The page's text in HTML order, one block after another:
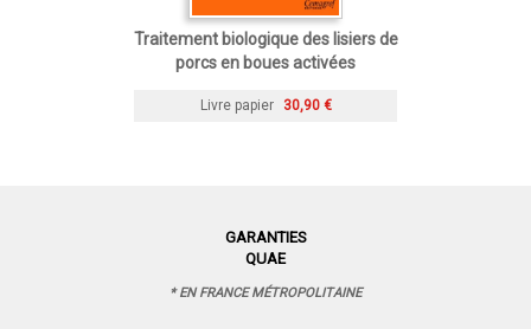
Traitement biologique des lisiers de
porcs en boues activées
Livre papier 30,90 €
GARANTIES
QUAE
* EN FRANCE MÉTROPOLITAINE